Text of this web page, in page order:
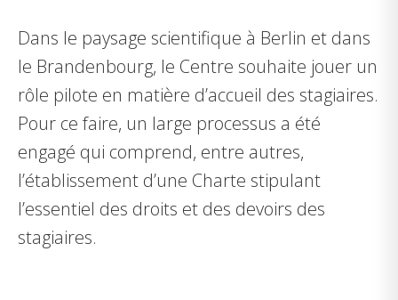
Dans le paysage scientifique à Berlin et dans
le Brandenbourg, le Centre souhaite jouer un
rôle pilote en matière d’accueil des stagiaires.
Pour ce faire, un large processus a été
engagé qui comprend, entre autres,
l’établissement d’une Charte stipulant
l’essentiel des droits et des devoirs des
stagiaires.